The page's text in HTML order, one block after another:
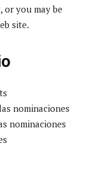
you may be
site.
nominaciones
nominaciones